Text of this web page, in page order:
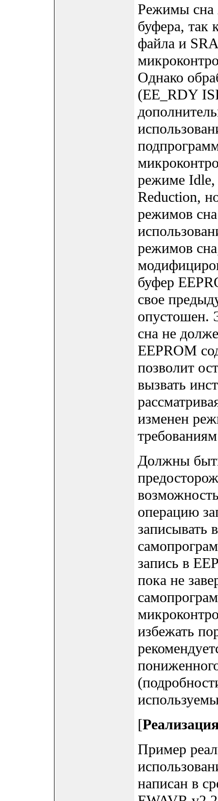
Режимы сна
буфера, так
файла и
Однако
(EE_RDY
режиме
Reduction,
режимов
режимов
буфер
свое
опустошен.
сна не
EEPROM
позволит
вызвать
изменен
Должны
операцию
записывать
запись в
пока не
избежать
[
Пример
написан в